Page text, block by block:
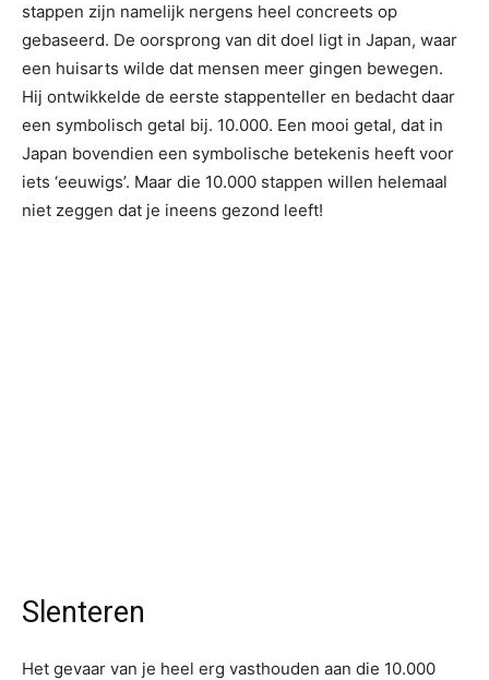
stappen zijn namelijk nergens heel concreets op
gebaseerd. De oorsprong van dit doel ligt in Japan, waar
een huisarts wilde dat mensen meer gingen bewegen.
Hij ontwikkelde de eerste stappenteller en bedacht daar
een symbolisch getal bij. 10.000. Een mooi getal, dat in
Japan bovendien een symbolische betekenis heeft voor
iets ‘eeuwigs’. Maar die 10.000 stappen willen helemaal
niet zeggen dat je ineens gezond leeft!
Slenteren
Het gevaar van je heel erg vasthouden aan die 10.000